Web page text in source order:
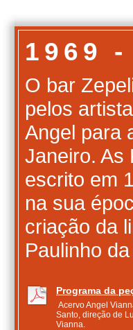
1969
O bar
pelos
Angel para
Janeiro. As
escrito em
na sua
criação da
Paulinho
Programa da
Acervo Angel
Santo, direção de
Vianna.